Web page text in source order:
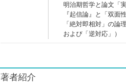
明治期哲学と論文「
『起信論』と「双
「絶対即相対」の論
および「逆対応」）
著者紹介